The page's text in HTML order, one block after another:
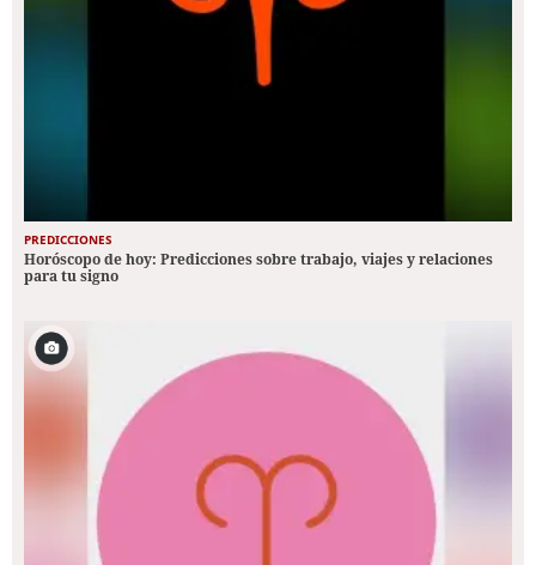
PREDICCIONES
Horóscopo de hoy: Predicciones sobre trabajo, viajes y relaciones
para tu signo